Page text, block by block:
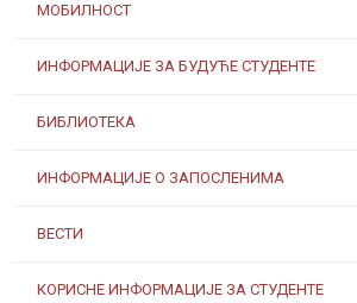
МОБИЛНОСТ
ИНФОРМАЦИЈЕ ЗА БУДУЋЕ СТУДЕНТЕ
БИБЛИОТЕКА
ИНФОРМАЦИЈЕ О ЗАПОСЛЕНИМА
ВЕСТИ
КОРИСНЕ ИНФОРМАЦИЈЕ ЗА СТУДЕНТЕ